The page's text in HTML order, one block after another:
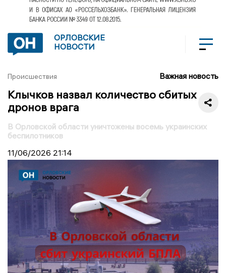
ОРЛОВСКИЕ
НОВОСТИ
Происшествия Важная новость
Клычков назвал количество сбитых
дронов врага
В Орловской области уничтожены восемь украинских
беспилотников
11/06/2026 21:14